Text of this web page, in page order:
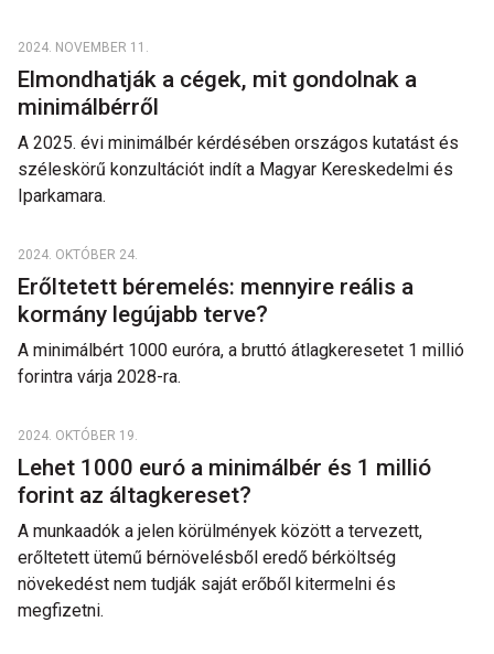
2024. NOVEMBER 11.
Elmondhatják a cégek, mit gondolnak a
minimálbérről
A 2025. évi minimálbér kérdésében országos kutatást és
széleskörű konzultációt indít a Magyar Kereskedelmi és
Iparkamara.
2024. OKTÓBER 24.
Erőltetett béremelés: mennyire reális a
kormány legújabb terve?
A minimálbért 1000 euróra, a bruttó átlagkeresetet 1 millió
forintra várja 2028-ra.
2024. OKTÓBER 19.
Lehet 1000 euró a minimálbér és 1 millió
forint az áltagkereset?
A munkaadók a jelen körülmények között a tervezett,
erőltetett ütemű bérnövelésből eredő bérköltség
növekedést nem tudják saját erőből kitermelni és
megfizetni.